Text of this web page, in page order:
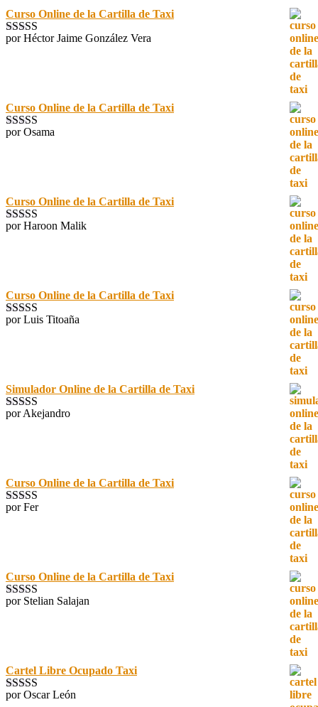
Curso Online de la Cartilla de Taxi
Valorado con
por Héctor Jaime González Vera
Curso Online de la Cartilla de Taxi
Valorado con
por Osama
Curso Online de la Cartilla de Taxi
Valorado con
por Haroon Malik
Curso Online de la Cartilla de Taxi
Valorado con
por Luis Titoaña
Simulador Online de la Cartilla de Taxi
Valorado con
por Akejandro
Curso Online de la Cartilla de Taxi
Valorado con
por Fer
Curso Online de la Cartilla de Taxi
Valorado con
por Stelian Salajan
Cartel Libre Ocupado Taxi
Valorado con
por Oscar León